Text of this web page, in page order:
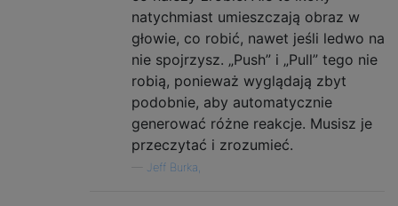
natychmiast umieszczają obraz w
głowie, co robić, nawet jeśli ledwo na
nie spojrzysz. „Push” i „Pull” tego nie
robią, ponieważ wyglądają zbyt
podobnie, aby automatycznie
generować różne reakcje. Musisz je
przeczytać i zrozumieć.
Jeff Burka,